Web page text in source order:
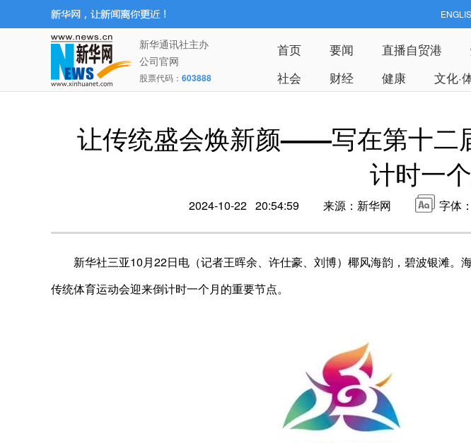
新华通讯社主办
公司官网
股票代码： 603888
首页 要闻 直播自贸港
社会
财经 健康 文化·
让传统盛会焕新颜——写在第十二
计时一
2024-10-22 20:54:59 来源：新华网 字体：
新华社三亚10月22日电（记者王晖余、许仕豪、刘博）椰风海韵，碧波银滩。
传统体育运动会迎来倒计时一个月的重要节点。